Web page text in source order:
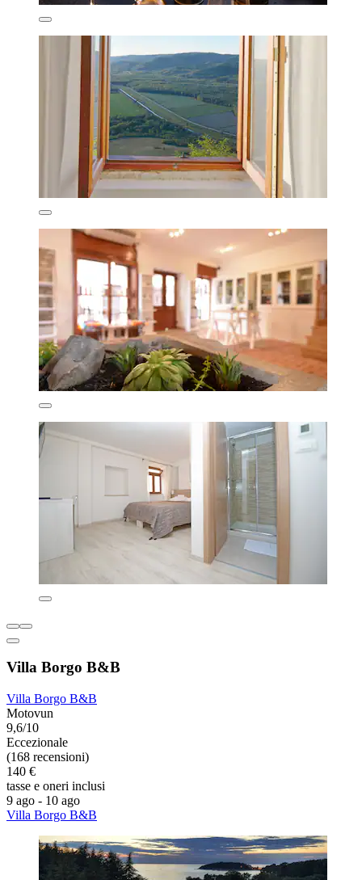
Villa Borgo B&B
Villa Borgo B&B
Motovun
9,6/10
Eccezionale
(168 recensioni)
140 €
tasse e oneri inclusi
9 ago - 10 ago
Villa Borgo B&B